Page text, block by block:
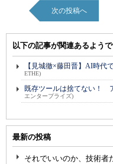
次の投稿へ
以下の記事が関連あるよう
【見城徹×藤田晋】AI時代
ETHE)
既存ツールは捨てない！
エンタープライズ)
最新の投稿
それでいいのか、技術者